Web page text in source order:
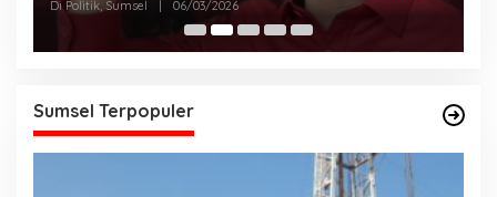
Di Politik, Sumsel 06/03/2026
Sumsel Terpopuler